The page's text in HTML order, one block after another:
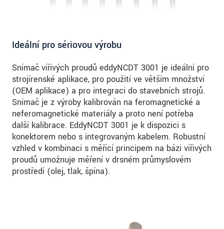
Ideální pro sériovou výrobu
Snímač vířivých proudů eddyNCDT 3001 je ideální pro
strojírenské aplikace, pro použití ve větším množství
(OEM aplikace) a pro integraci do stavebních strojů.
Snímač je z výroby kalibrován na feromagnetické a
neferomagnetické materiály a proto není potřeba
další kalibrace. EddyNCDT 3001 je k dispozici s
konektorem nebo s integrovaným kabelem. Robustní
vzhled v kombinaci s měřící principem na bázi vířivých
proudů umožnuje měření v drsném průmyslovém
prostředí (olej, tlak, špína).